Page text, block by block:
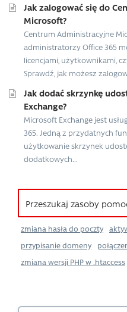
Jak zalogować się do
Microsoft?
Centrum Administracyjne
administratorzy Office 365
licencjami, użytkownikami,
Sprawdź, jak możesz
Jak dodać skrzynkę
Exchange?
Microsoft Exchange jest
365. Jedną z przydatnych
użytkowanie skrzynek
dodatkowych...
zmiana hasła do poczty
przypisanie domeny
zmiana wersji PHP w .htaccess